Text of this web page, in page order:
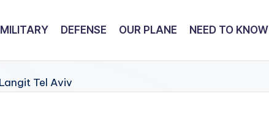
MILITARY DEFENSE OUR PLANE NEED TO KNOW